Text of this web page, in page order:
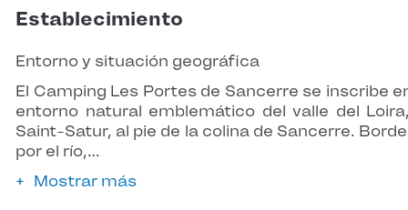
Establecimiento
Entorno y situación geográfica
El Camping Les Portes de Sancerre se inscribe
entorno natural emblemático del valle del
Saint-Satur, al pie de la colina de Sancerre.
por el río,…
Mostrar más